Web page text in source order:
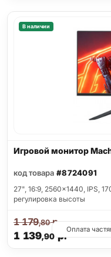
В наличии
Игровой монитор
код товара #8724091
27", 16:9, 2560x1440, IPS,
регулировка высоты
1 139,90 р.
1 179,80р.
Оплата